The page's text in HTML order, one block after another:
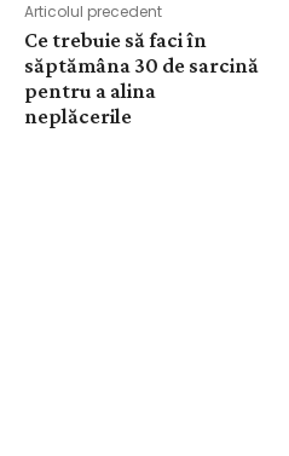
Articolul precedent
Ce trebuie să faci în
săptămâna 30 de sarcină
pentru a alina
neplăcerile